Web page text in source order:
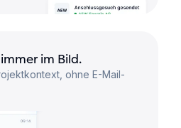
im Bild.
ohne E-Mail-